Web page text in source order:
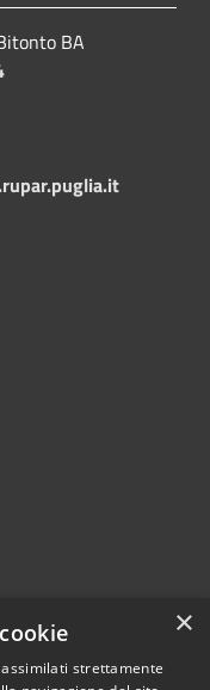
BA
di feedback ×
strettamente